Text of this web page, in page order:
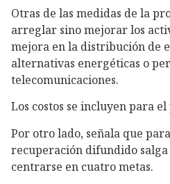
Otras de las medidas de la
arreglar sino mejorar los
mejora en la distribución de
alternativas energéticas o
telecomunicaciones.
Los costos se incluyen para
Por otro lado, señala que
recuperación difundido
centrarse en cuatro metas.